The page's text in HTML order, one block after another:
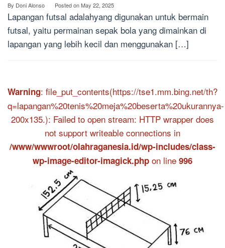
By Doni Alonso Posted onMay 22, 2025
Lapangan futsal adalahyang digunakan untuk bermain
futsal, yaitu permainan sepak bola yang dimainkan di
lapangan yang lebih kecil dan menggunakan […]
Warning: file_put_contents(https://tse1.mm.bing.net/th?
q=lapangan%20tenis%20meja%20beserta%20ukurannya-
200x135.): Failed to open stream: HTTP wrapper does
not support writeable connections in
/www/wwwroot/olahraganesia.id/wp-includes/class-
wp-image-editor-imagick.php on line 996